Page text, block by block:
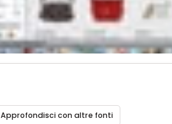
Approfondisci con altre fonti